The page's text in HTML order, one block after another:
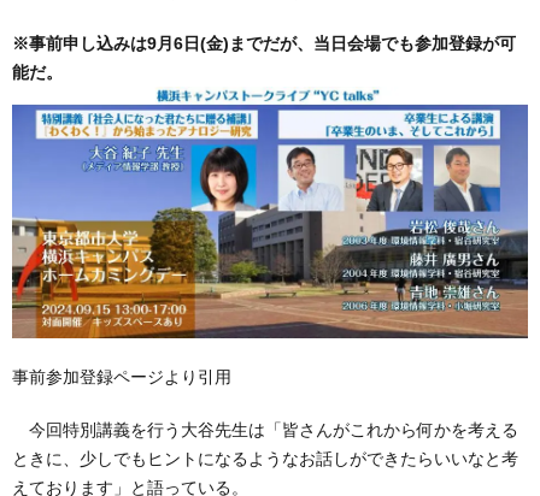
※事前申し込みは9月6日(金)までだが、当日会場でも参加登録が可
能だ。
事前参加登録ページより引用
今回特別講義を行う大谷先生は「皆さんがこれから何かを考える
ときに、少しでもヒントになるようなお話しができたらいいなと考
えております」と語っている。